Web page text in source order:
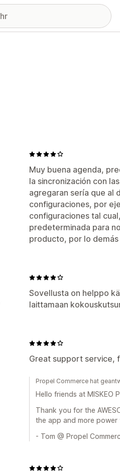
Muy buena agenda,
la sincronización con
agregaran sería que al
configuraciones, por
configuraciones tal
predeterminada para
producto, por lo
Sovellusta on helppo
laittamaan
Great support service,
Propel Commerce hat
Hello friends at MISKEO
Thank you for the
the app and more power
- Tom @ Propel